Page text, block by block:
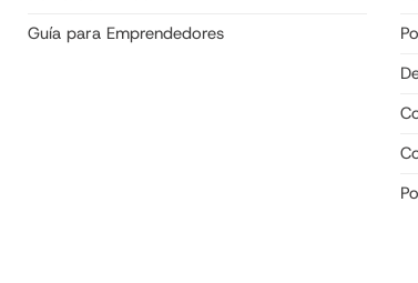
Guía para Emprendedores